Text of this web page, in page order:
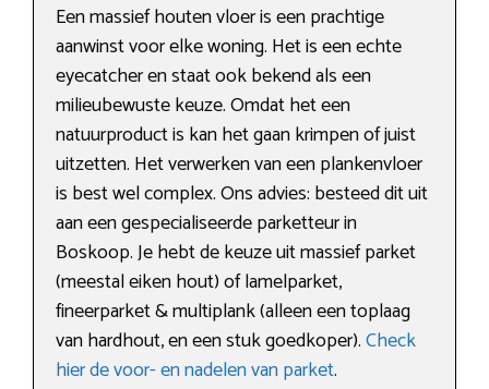
Een massief houten vloer is een prachtige
aanwinst voor elke woning. Het is een echte
eyecatcher en staat ook bekend als een
milieubewuste keuze. Omdat het een
natuurproduct is kan het gaan krimpen of juist
uitzetten. Het verwerken van een plankenvloer
is best wel complex. Ons advies: besteed dit uit
aan een gespecialiseerde parketteur in
Boskoop. Je hebt de keuze uit massief parket
(meestal eiken hout) of lamelparket,
fineerparket & multiplank (alleen een toplaag
van hardhout, en een stuk goedkoper).Check
hier de voor- en nadelen van parket.